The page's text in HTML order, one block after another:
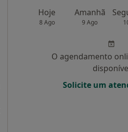
Hoje
8 Ago
Amanhã
9 Ago
O agendamento
Solicite um